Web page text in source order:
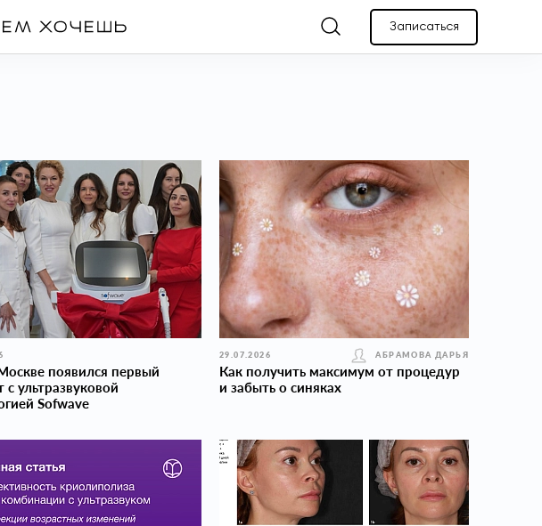
Записаться
появился первый
с ультразвуковой
Sofwave
29.07.2026 АБРАМОВА ДАРЬЯ
Как получить максимум от процедур
и забыть о синяках